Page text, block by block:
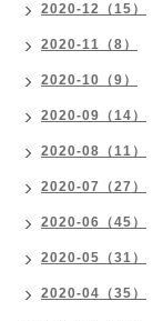
2020-12（15）
2020-11（8）
2020-10（9）
2020-09（14）
2020-08（11）
2020-07（27）
2020-06（45）
2020-05（31）
2020-04（35）